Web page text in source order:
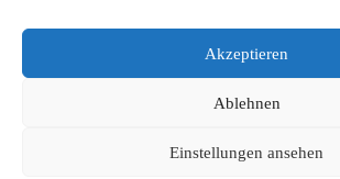
Akzeptieren
Ablehnen
Einstellungen ansehen
Earth.Choir.Kids – Konzert mit
Reinhard Horn und dem Chor der St.
Das Senfkorn ist zu einem großen Baum